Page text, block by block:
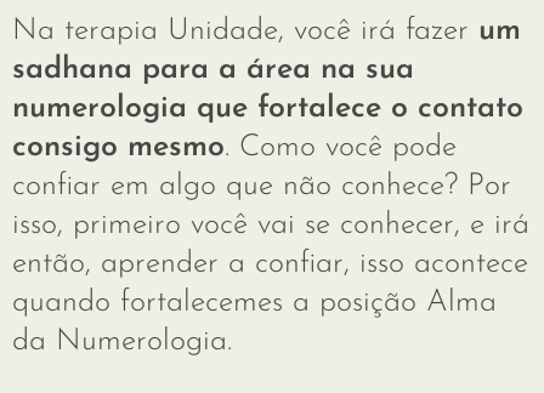
Na terapia Unidade, você irá fazer um
sadhana para a área na sua
numerologia que fortalece o contato
consigo mesmo. Como você pode
confiar em algo que não conhece? Por
isso, primeiro você vai se conhecer, e irá
então, aprender a confiar, isso acontece
quando fortalecemes a posição Alma
da Numerologia.